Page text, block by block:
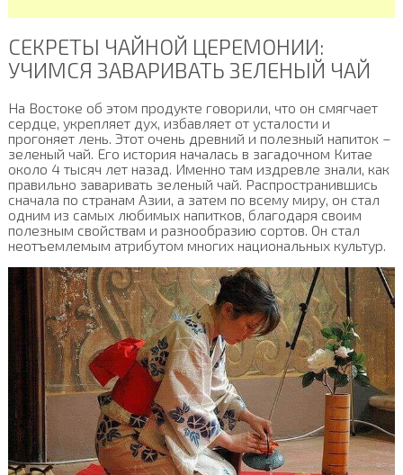
СЕКРЕТЫ ЧАЙНОЙ ЦЕРЕМОНИИ:
УЧИМСЯ ЗАВАРИВАТЬ ЗЕЛЕНЫЙ ЧАЙ
На Востоке об этом продукте говорили, что он смягчает
сердце, укрепляет дух, избавляет от усталости и
прогоняет лень. Этот очень древний и полезный напиток –
зеленый чай. Его история началась в загадочном Китае
около 4 тысяч лет назад. Именно там издревле знали, как
правильно заваривать зеленый чай. Распространившись
сначала по странам Азии, а затем по всему миру, он стал
одним из самых любимых напитков, благодаря своим
полезным свойствам и разнообразию сортов. Он стал
неотъемлемым атрибутом многих национальных культур.